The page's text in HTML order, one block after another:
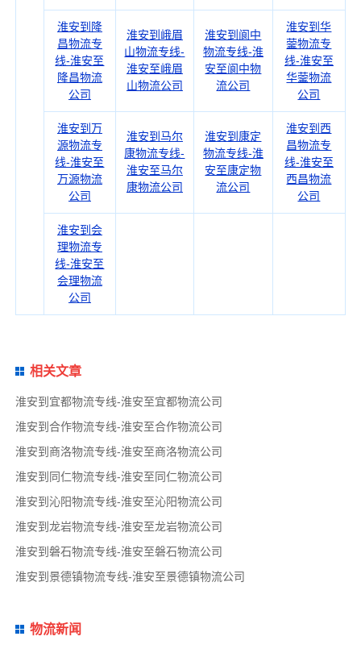
淮安到隆
昌物流专
线-淮安至
隆昌物流
公司
淮安到峨眉
山物流专线-
淮安至峨眉
山物流公司
淮安到阆中
物流专线-淮
安至阆中物
流公司
淮安到华
蓥物流专
线-淮安至
华蓥物流
公司
淮安到万
源物流专
线-淮安至
万源物流
公司
淮安到马尔
康物流专线-
淮安至马尔
康物流公司
淮安到康定
物流专线-淮
安至康定物
流公司
淮安到西
昌物流专
线-淮安至
西昌物流
公司
淮安到会
理物流专
线-淮安至
会理物流
公司
相关文章
淮安到宜都物流专线-淮安至宜都物流公司
淮安到合作物流专线-淮安至合作物流公司
淮安到商洛物流专线-淮安至商洛物流公司
淮安到同仁物流专线-淮安至同仁物流公司
淮安到沁阳物流专线-淮安至沁阳物流公司
淮安到龙岩物流专线-淮安至龙岩物流公司
淮安到磐石物流专线-淮安至磐石物流公司
淮安到景德镇物流专线-淮安至景德镇物流公司
物流新闻